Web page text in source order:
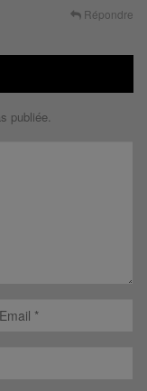
Répondre
publiée.